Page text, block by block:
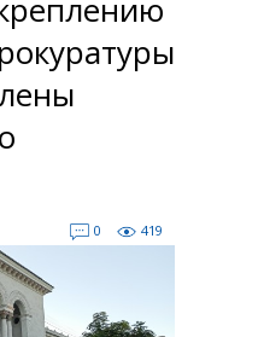
0 419